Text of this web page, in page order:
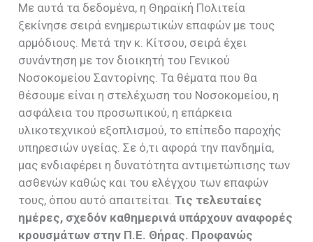
Με αυτά τα δεδομένα, η Θηραϊκή Πολιτεία
ξεκίνησε σειρά ενημερωτικών επαφών με τους
αρμόδιους. Μετά την κ. Κίτσου, σειρά έχει
συνάντηση με τον διοικητή του Γενικού
Νοσοκομείου Σαντορίνης. Τα θέματα που θα
θέσουμε είναι η στελέχωση του Νοσοκομείου, η
ασφάλεια του προσωπικού, η επάρκεια
υλικοτεχνικού εξοπλισμού, το επίπεδο παροχής
υπηρεσιών υγείας. Σε ό,τι αφορά την πανδημία,
μας ενδιαφέρει η δυνατότητα αντιμετώπισης των
ασθενών καθώς και του ελέγχου των επαφών
τους, όπου αυτό απαιτείται.Τις τελευταίες
ημέρες, σχεδόν καθημερινά υπάρχουν αναφορές
κρουσμάτων στην Π.Ε. Θήρας. Προφανώς